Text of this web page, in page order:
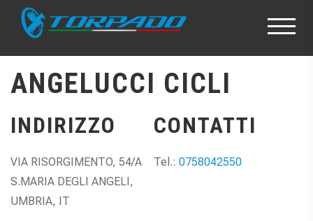
ANGELUCCI CICLI
INDIRIZZO
VIA RISORGIMENTO, 54/A
S.MARIA DEGLI ANGELI,
UMBRIA, IT
CONTATTI
Tel.: 0758042550